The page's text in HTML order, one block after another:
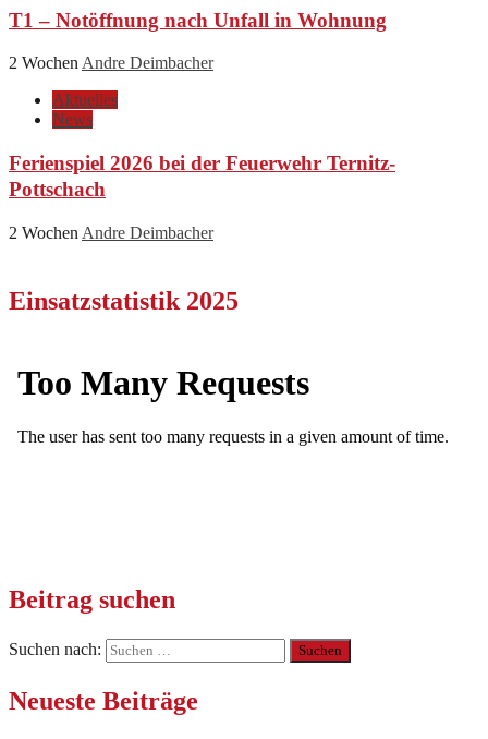
T1 – Notöffnung nach Unfall in Wohnung
2 Wochen Andre Deimbacher
Aktuelles
News
Ferienspiel 2026 bei der Feuerwehr Ternitz-
Pottschach
2 Wochen Andre Deimbacher
Einsatzstatistik 2025
Beitrag suchen
Suchen nach:
Neueste Beiträge